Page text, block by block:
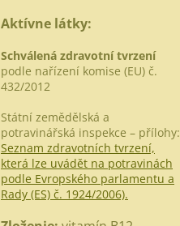
Aktívne látky:
Schválená zdravotní tvrzení
podle nařízení komise (EU) č.
432/2012
Státní zemědělská a
potravinářská inspekce – přílohy:
Seznam zdravotních tvrzení,
která lze uvádět na potravinách
podle Evropského parlamentu a
Rady (ES) č. 1924/2006).